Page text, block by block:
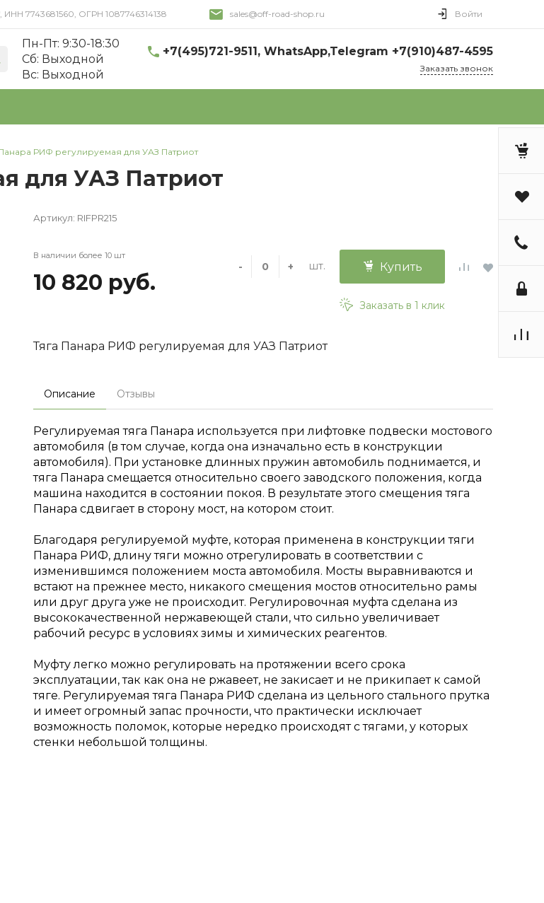
7743681560, ОГРН 1087746314138 sales@off-road-shop.ru Войти
Пн-Пт: 9:30-18:30
Cб: Выходной
Вс: Выходной
+7(495)721-9511, WhatsApp,Telegram +7(910)487-4595
Заказать звонок
РИФ регулируемая для УАЗ Патриот
для УАЗ Патриот
Артикул: RIFPR215
В наличии более 10 шт
10 820 руб.
- + шт. Купить
Заказать в 1 клик
Тяга Панара РИФ регулируемая для УАЗ Патриот
Описание Отзывы
Регулируемая тяга Панара используется при лифтовке подвески мостового
автомобиля (в том случае, когда она изначально есть в конструкции
автомобиля). При установке длинных пружин автомобиль поднимается, и
тяга Панара смещается относительно своего заводского положения, когда
машина находится в состоянии покоя. В результате этого смещения тяга
Панара сдвигает в сторону мост, на котором стоит.
Благодаря регулируемой муфте, которая применена в конструкции тяги
Панара РИФ, длину тяги можно отрегулировать в соответствии с
изменившимся положением моста автомобиля. Мосты выравниваются и
встают на прежнее место, никакого смещения мостов относительно рамы
или друг друга уже не происходит. Регулировочная муфта сделана из
высококачественной нержавеющей стали, что сильно увеличивает
рабочий ресурс в условиях зимы и химических реагентов.
Муфту легко можно регулировать на протяжении всего срока
эксплуатации, так как она не ржавеет, не закисает и не прикипает к самой
тяге. Регулируемая тяга Панара РИФ сделана из цельного стального прутка
и имеет огромный запас прочности, что практически исключает
возможность поломок, которые нередко происходят с тягами, у которых
стенки небольшой толщины.